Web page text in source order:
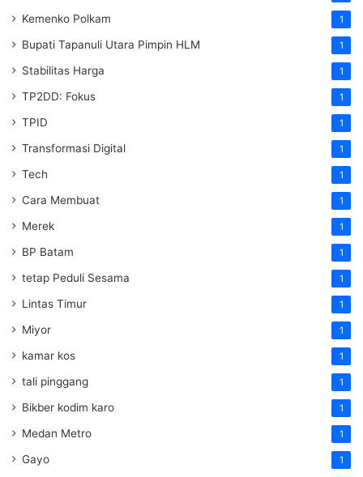
Kemenko Polkam 1
‎Bupati Tapanuli Utara Pimpin HLM 1
Stabilitas Harga 1
TP2DD: Fokus 1
TPID 1
Transformasi Digital 1
Tech 1
Cara Membuat 1
Merek 1
BP Batam 1
tetap Peduli Sesama 1
Lintas Timur 1
Miyor 1
kamar kos 1
tali pinggang 1
Bikber kodim karo 1
Medan Metro 1
Gayo 1